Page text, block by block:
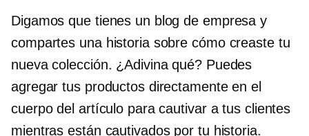
Digamos que tienes un blog de empresa y
compartes una historia sobre cómo creaste tu
nueva colección. ¿Adivina qué? Puedes
agregar tus productos directamente en el
cuerpo del artículo para cautivar a tus clientes
mientras están cautivados por tu historia.